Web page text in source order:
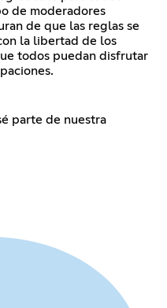
de moderadores
de que las reglas se
la libertad de los
todos puedan disfrutar
parte de nuestra